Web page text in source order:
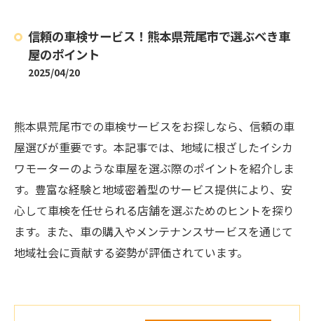
信頼の車検サービス！熊本県荒尾市で選ぶべき車
屋のポイント
2025/04/20
熊本県荒尾市での車検サービスをお探しなら、信頼の車
屋選びが重要です。本記事では、地域に根ざしたイシカ
ワモーターのような車屋を選ぶ際のポイントを紹介しま
す。豊富な経験と地域密着型のサービス提供により、安
心して車検を任せられる店舗を選ぶためのヒントを探り
ます。また、車の購入やメンテナンスサービスを通じて
地域社会に貢献する姿勢が評価されています。